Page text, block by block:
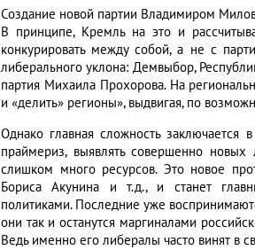
Создание новой партии Владимиром
В принципе, Кремль на это и
конкурировать между собой, а не с
либерального уклона: Демвыбор,
партия Михаила Прохорова. На
и «делить» регионы», выдвигая, по
Однако главная сложность заключается
праймериз, выявлять совершенно
слишком много ресурсов. Это новое
Бориса Акунина и т.д., и станет
политиками. Последние уже
они так и останутся маргиналами
Ведь именно его либералы часто винят в